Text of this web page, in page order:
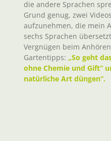
die andere Sprachen
Grund genug, zwei Videos
aufzunehmen, die mein
sechs Sprachen
Vergnügen beim
Gartentipps: „So geht
ohne Chemie und Gift“
natürliche Art düngen“.